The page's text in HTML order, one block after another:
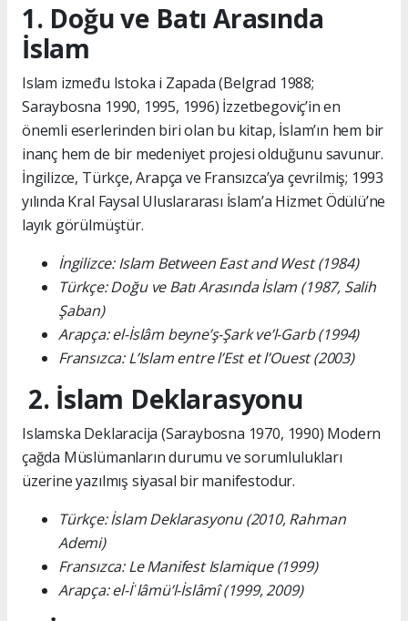
1. Doğu ve Batı Arasında
İslam
Islam između Istoka i Zapada (Belgrad 1988;
Saraybosna 1990, 1995, 1996) İzzetbegoviç’in en
önemli eserlerinden biri olan bu kitap, İslam’ın hem bir
inanç hem de bir medeniyet projesi olduğunu savunur.
İngilizce, Türkçe, Arapça ve Fransızca’ya çevrilmiş; 1993
yılında Kral Faysal Uluslararası İslam’a Hizmet Ödülü’ne
layık görülmüştür.
İngilizce: Islam Between East and West (1984)
Türkçe: Doğu ve Batı Arasında İslam (1987, Salih
Şaban)
Arapça: el-İslâm beyne’ş-Şark ve’l-Garb (1994)
Fransızca: L’Islam entre l’Est et l’Ouest (2003)
2. İslam Deklarasyonu
Islamska Deklaracija (Saraybosna 1970, 1990) Modern
çağda Müslümanların durumu ve sorumlulukları
üzerine yazılmış siyasal bir manifestodur.
Türkçe: İslam Deklarasyonu (2010, Rahman
Ademi)
Fransızca: Le Manifest Islamique (1999)
Arapça: el-İʿlâmü’l-İslâmî (1999, 2009)